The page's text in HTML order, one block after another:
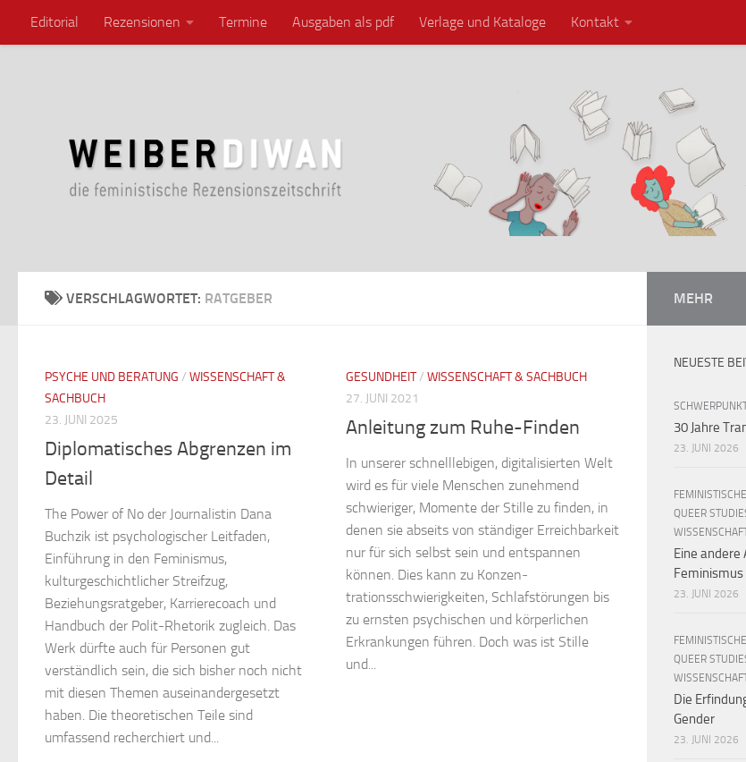
Zum Inhalt springen
Editorial Rezensionen Termine Ausgaben als pdf Verlage und Kataloge Kontakt
VERSCHLAGWORTET: RATGEBER
PSYCHE UND BERATUNG / WISSENSCHAFT &
SACHBUCH
23. JUNI 2025
Diplomatisches Abgrenzen im
Detail
The Power of No der Journalistin Dana
Buchzik ist psychologischer Leitfaden,
Einführung in den Feminismus,
kulturgeschichtlicher Streifzug,
Beziehungsratgeber, Karrierecoach und
Handbuch der Polit-Rhetorik zugleich. Das
Werk dürfte auch für Personen gut
verständlich sein, die sich bisher noch nicht
mit diesen Themen auseinandergesetzt
haben. Die theoretischen Teile sind
umfassend recherchiert und...
GESUNDHEIT/ WISSENSCHAFT & SACHBUCH
27. JUNI 2021
Anleitung zum Ruhe-Finden
In unserer schnelllebigen, digitalisierten Welt
wird es für viele Menschen zunehmend
schwieriger, Momente der Stille zu finden, in
denen sie abseits von ständiger Erreichbarkeit
nur für sich selbst sein und entspannen
können. Dies kann zu Konzen­
trationsschwierigkeiten, Schlafstörungen bis
zu ernsten psychischen und körperlichen
Erkrankungen führen. Doch was ist Stille
und...
MEHR
NEUESTE
30 Jahre
23. JUNI 2026
QUEER
Eine andere
Feminismus
23. JUNI 2026
QUEER
Die
Gender
23. JUNI 2026